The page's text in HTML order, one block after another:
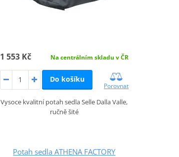
1 553 Kč Na centrálním skladu v ČR
Do košíku
Porovnat
Vysoce kvalitní potah sedla Selle Dalla Valle,
ručně šité
Potah sedla ATHENA FACTORY